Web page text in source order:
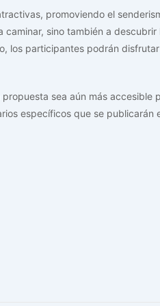
promoviendo el
caminar, sino también a
los participantes podrán
sea aún más accesible
específicos que se publicarán